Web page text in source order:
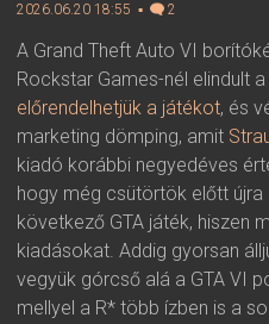
2026.06.20 18:55 ▪ 2
A Grand Theft Auto VI
Rockstar Games-nél elindult a
előrendelhetjük a játékot, és
marketing dömping, amit
kiadó korábbi negyedéves
hogy még csütörtök előtt újra
következő GTA játék, hiszen
kiadásokat. Addig gyorsan
vegyük górcső alá a GTA VI
mellyel a R* több ízben is a